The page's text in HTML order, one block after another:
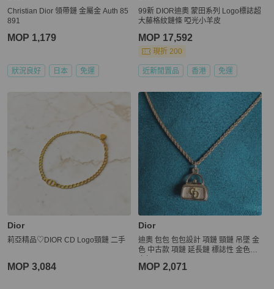
Christian Dior 領帶鏈 金屬金 Auth 85
891
MOP 1,179
狀況良好 日本 免運
99新 DIOR迪奧 蒙田系列 Logo標誌超
大藤格紋鏈條 啞光小羊皮
MOP 17,592
現折 200
近新閒置品 香港 免運
Dior
莉亞精品♡DIOR CD Logo頸鏈 二手
MOP 3,084
Dior
迪奧 包包 包包設計 項鏈 頸鏈 吊墜 金
色 中古款 項鏈 延長鏈 標誌性 金色CD
MOP 2,071